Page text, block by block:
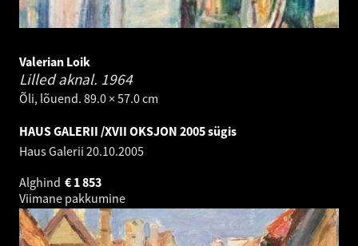
Valerian Loik
Lilled aknal. 1964
Õli, lõuend. 89.0 × 57.0 cm
HAUS GALERII /XVII OKSJON 2005 sügis
Haus Galerii 20.10.2005
Alghind
1 853
€
Viimane pakkumine